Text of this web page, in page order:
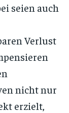
seien auch
Verlust
nicht nur
erzielt,